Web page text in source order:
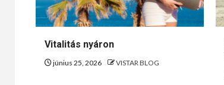
Vitalitás nyáron
június 25, 2026 VISTAR BLOG